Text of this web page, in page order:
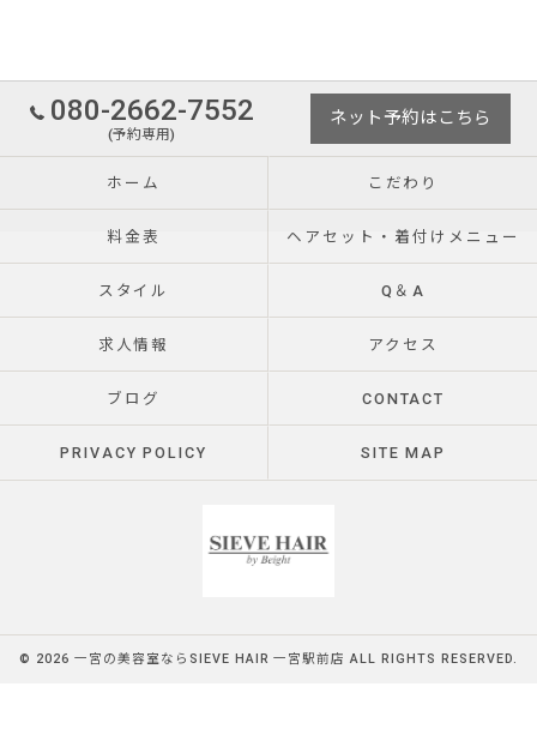
080-2662-7552
(予約専用)
ネット予約はこちら
ホーム こだわり
料金表 ヘアセット・着付けメニュー
スタイル Q＆A
求人情報 アクセス
ブログ CONTACT
PRIVACY POLICY SITE MAP
© 2026 一宮の美容室ならSIEVE HAIR 一宮駅前店 ALL RIGHTS RESERVED.